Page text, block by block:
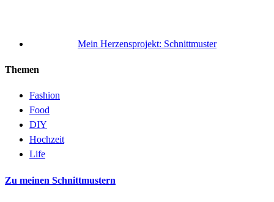
Mein Herzensprojekt: Schnittmuster
Themen
Fashion
Food
DIY
Hochzeit
Life
Zu meinen Schnittmustern